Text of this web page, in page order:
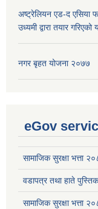
अष्ट्रेलियन एड-द एसिया
उध्यमी द्वारा तयार
नगर बृहत योजना २०७७
eGov
सामाजिक सुरक्षा भत्ता
वडापत्र तथा हाते
सामाजिक सुरक्षा भत्ता